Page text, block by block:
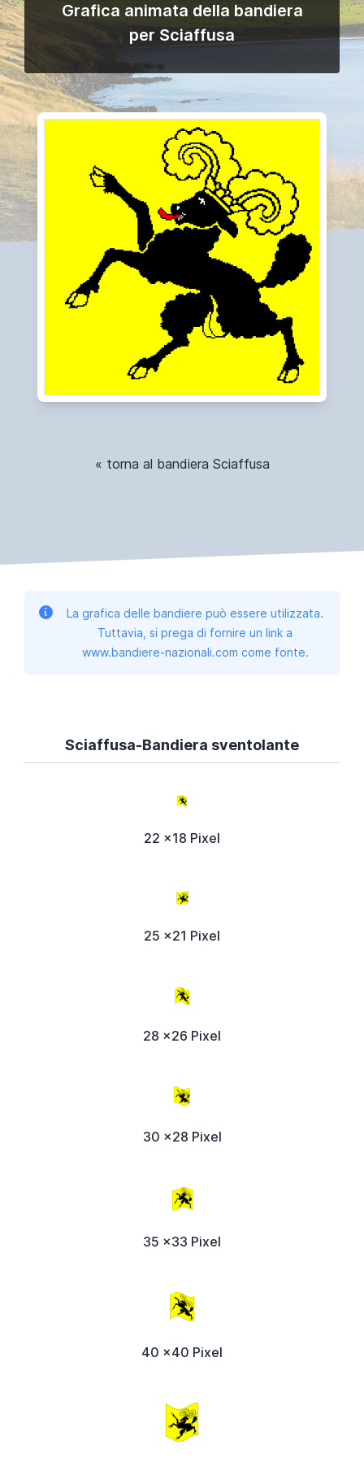
Grafica animata della bandiera
per Sciaffusa
« torna al bandiera Sciaffusa
La grafica delle bandiere può essere utilizzata.
Tuttavia, si prega di fornire un link a
www.bandiere-nazionali.com come fonte.
Sciaffusa-Bandiera sventolante
22 x18 Pixel
25 x21 Pixel
28 x26 Pixel
30 x28 Pixel
35 x33 Pixel
40 x40 Pixel